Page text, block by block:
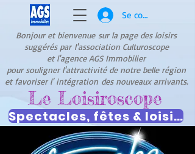
Se connecter
Bonjour et bienvenue sur la page des loisirs
suggérés parl'association Culturoscope
et l'agence AGS Immobilier
pour souligner l'attractivité de notre belle région
et favoriser l' intégration des nouveaux arrivants.
Le Loisiroscope
Spectacles, fêtes & loisirs